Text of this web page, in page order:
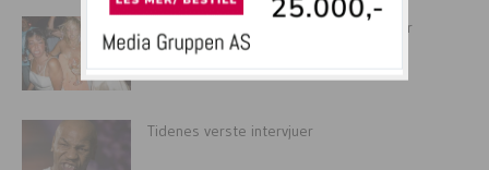
Når du tror du er kul på byen… Dette er
hvordan...
Tidenes verste intervjuer